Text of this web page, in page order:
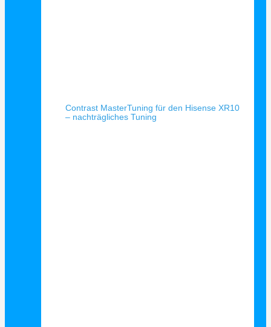
Contrast MasterTuning für den Hisense XR10
– nachträgliches Tuning